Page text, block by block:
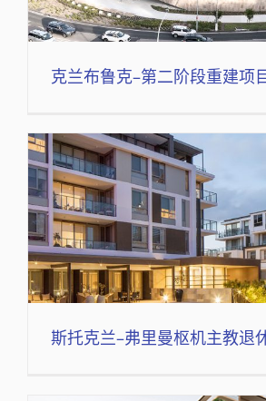
克兰布鲁克–第二阶段重建项
斯托克兰–弗里曼枢机主教退